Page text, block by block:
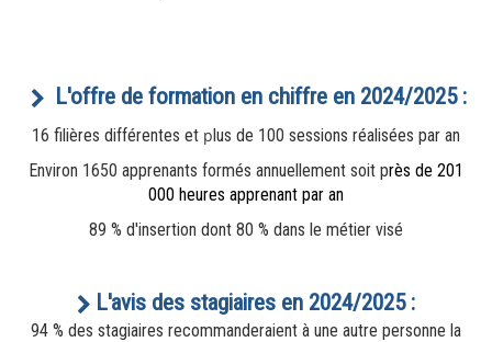
L'offre de formation en chiffre en 2024/2025 :
16 filières différentes et plus de 100 sessions réalisées par an
Environ 1650 apprenants formés annuellement soit près de 201
000 heures apprenant par an
89 % d'insertion dont 80 % dans le métier visé
L'avis des stagiaires en 2024/2025 :
94 % des stagiaires recommanderaient à une autre personne la